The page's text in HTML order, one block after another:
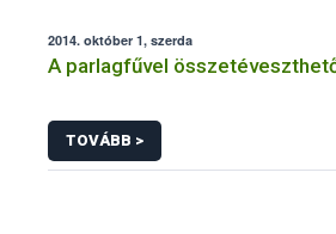
2014. október 1, szerda
A parlagfűvel
TOVÁBB >